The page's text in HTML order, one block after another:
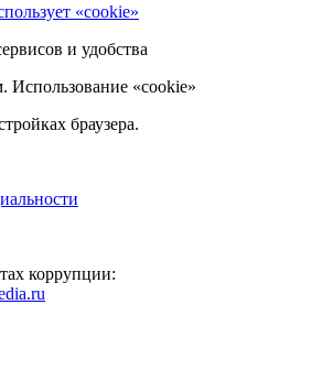
«cookie»
и удобства
Использование «cookie»
браузера.
коррупции: